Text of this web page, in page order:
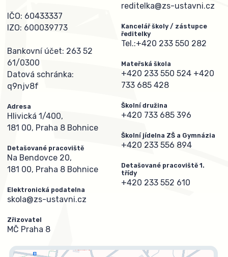
IČO: 60433337
IZO: 600039773
Bankovní účet: 263 52
61/0300
Datová schránka:
q9njv8f
Adresa
Hlivická 1/400,
181 00, Praha 8 Bohnice
Detašované pracoviště
Na Bendovce 20,
181 00, Praha 8 Bohnice
Elektronická podatelna
skola@zs-ustavni.cz
Zřizovatel
MČ Praha 8
reditelka@zs-ustavni.cz
Kancelář školy / zástupce
ředitelky
Tel.:+420 233 550 282
Mateřská škola
+420 233 550 524 +420
733 685 428
Školní družina
+420 733 685 396
Školní jídelna ZŠ a Gymnázia
+420 233 556 894
Detašované pracoviště 1.
třídy
+420 233 552 610